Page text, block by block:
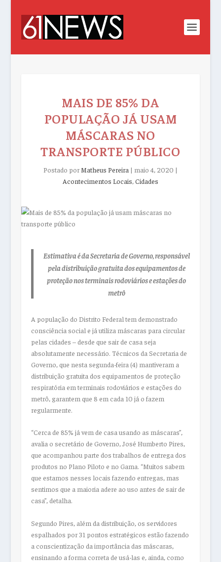
MAIS DE 85% DA
POPULAÇÃO JÁ USAM
MÁSCARAS NO
TRANSPORTE PÚBLICO
Postado por Matheus Pereira | maio 4, 2020 |
Acontecimentos Locais,Cidades
Estimativa é da Secretaria de Governo, responsável
pela distribuição gratuita dos equipamentos de
proteção nos terminais rodoviários e estações do
metrô
A população do Distrito Federal tem demonstrado
consciência social e já utiliza máscaras para circular
pelas cidades – desde que sair de casa seja
absolutamente necessário. Técnicos da Secretaria de
Governo, que nesta segunda-feira (4) mantiveram a
distribuição gratuita dos equipamentos de proteção
respiratória em terminais rodoviários e estações do
metrô, garantem que 8 em cada 10 já o fazem
regularmente.
“Cerca de 85% já vem de casa usando as máscaras”,
avalia o secretário de Governo, José Humberto Pires,
que acompanhou parte dos trabalhos de entrega dos
produtos no Plano Piloto e no Gama. “Muitos sabem
que estamos nesses locais fazendo entregas, mas
sentimos que a maioria adere ao uso antes de sair de
casa”, detalha.
Segundo Pires, além da distribuição, os servidores
espalhados por 31 pontos estratégicos estão fazendo
a conscientização da importância das máscaras,
ensinando a forma correta de usá-las e, ainda, como